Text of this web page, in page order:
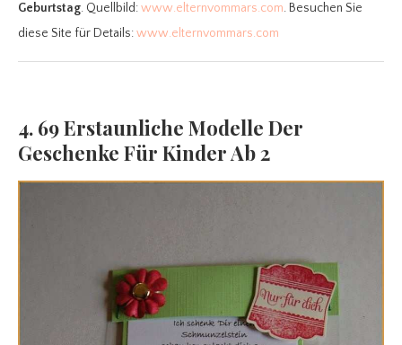
Geburtstag. Quellbild:www.elternvommars.com. Besuchen Sie
diese Site für Details:www.elternvommars.com
4. 69 Erstaunliche Modelle Der
Geschenke Für Kinder Ab 2